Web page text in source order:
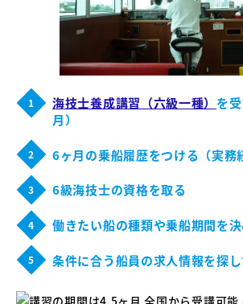
1 海技士養成講習（六級一種） を
月）
2 6ヶ月の乗船履歴をつける（実務
3 6級海技士の資格を取る
4 働きたい船の種類や乗船期間を決
5 条件に合う船員の求人情報を探